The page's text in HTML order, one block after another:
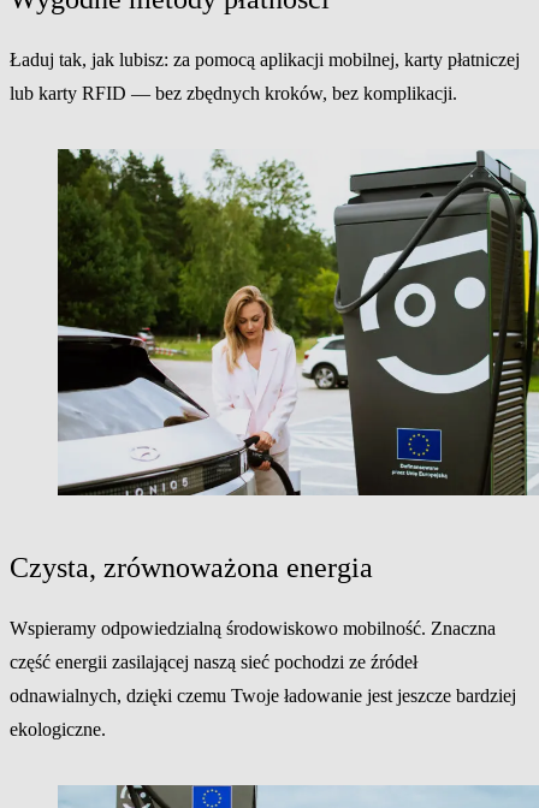
Ładuj tak, jak lubisz: za pomocą aplikacji mobilnej, karty płatniczej
lub karty RFID — bez zbędnych kroków, bez komplikacji.
Czysta, zrównoważona energia
Wspieramy odpowiedzialną środowiskowo mobilność. Znaczna
część energii zasilającej naszą sieć pochodzi ze źródeł
odnawialnych, dzięki czemu Twoje ładowanie jest jeszcze bardziej
ekologiczne.